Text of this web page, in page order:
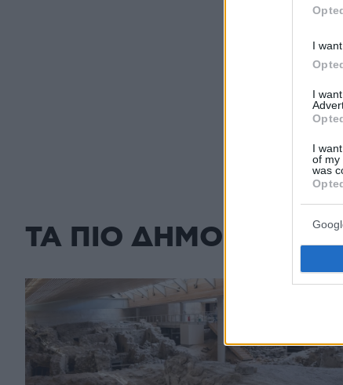
I
I
I
of my
was
Ένας σοβαρά
μια ηλικιωμένη
ΔΕΙΤΕ ΟΛΕΣ
ΤΑ ΠΙΟ ΔΗΜΟΦΙΛΗ